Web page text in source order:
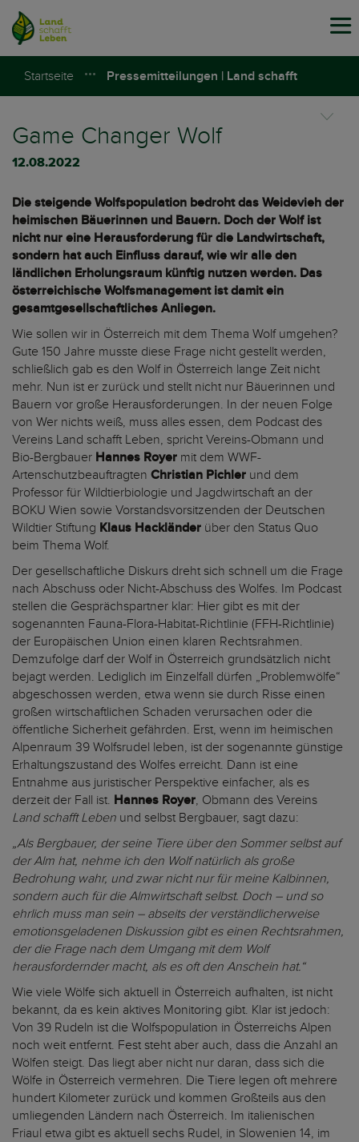
Startseite Pressemitteilungen | Land schafft
Game Changer Wolf
12.08.2022
Die steigende Wolfspopulation bedroht das Weidevieh der
heimischen Bäuerinnen und Bauern. Doch der Wolf ist
nicht nur eine Herausforderung für die Landwirtschaft,
sondern hat auch Einfluss darauf, wie wir alle den
ländlichen Erholungsraum künftig nutzen werden. Das
österreichische Wolfsmanagement ist damit ein
gesamtgesellschaftliches Anliegen.
Wie sollen wir in Österreich mit dem Thema Wolf umgehen?
Gute 150 Jahre musste diese Frage nicht gestellt werden,
schließlich gab es den Wolf in Österreich lange Zeit nicht
mehr. Nun ist er zurück und stellt nicht nur Bäuerinnen und
Bauern vor große Herausforderungen. In der neuen Folge
von Wer nichts weiß, muss alles essen, dem Podcast des
Vereins Land schafft Leben, spricht Vereins-Obmann und
Bio-Bergbauer Hannes Royer mit dem WWF-
Artenschutzbeauftragten Christian Pichler und dem
Professor für Wildtierbiologie und Jagdwirtschaft an der
BOKU Wien sowie Vorstandsvorsitzenden der Deutschen
Wildtier Stiftung Klaus Hackländer über den Status Quo
beim Thema Wolf.
Der gesellschaftliche Diskurs dreht sich schnell um die Frage
nach Abschuss oder Nicht-Abschuss des Wolfes. Im Podcast
stellen die Gesprächspartner klar: Hier gibt es mit der
sogenannten Fauna-Flora-Habitat-Richtlinie (FFH-Richtlinie)
der Europäischen Union einen klaren Rechtsrahmen.
Demzufolge darf der Wolf in Österreich grundsätzlich nicht
bejagt werden. Lediglich im Einzelfall dürfen „Problemwölfe“
abgeschossen werden, etwa wenn sie durch Risse einen
großen wirtschaftlichen Schaden verursachen oder die
öffentliche Sicherheit gefährden. Erst, wenn im heimischen
Alpenraum 39 Wolfsrudel leben, ist der sogenannte günstige
Erhaltungszustand des Wolfes erreicht. Dann ist eine
Entnahme aus juristischer Perspektive einfacher, als es
derzeit der Fall ist. Hannes Royer, Obmann des Vereins
Land schafft Leben und selbst Bergbauer, sagt dazu:
„Als Bergbauer, der seine Tiere über den Sommer selbst auf
der Alm hat, nehme ich den Wolf natürlich als große
Bedrohung wahr, und zwar nicht nur für meine Kalbinnen,
sondern auch für die Almwirtschaft selbst. Doch – und so
ehrlich muss man sein – abseits der verständlicherweise
emotionsgeladenen Diskussion gibt es einen Rechtsrahmen,
der die Frage nach dem Umgang mit dem Wolf
herausfordernder macht, als es oft den Anschein hat.“
Wie viele Wölfe sich aktuell in Österreich aufhalten, ist nicht
bekannt, da es kein aktives Monitoring gibt. Klar ist jedoch:
Von 39 Rudeln ist die Wolfspopulation in Österreichs Alpen
noch weit entfernt. Fest steht aber auch, dass die Anzahl an
Wölfen steigt. Das liegt aber nicht nur daran, dass sich die
Wölfe in Österreich vermehren. Die Tiere legen oft mehrere
hundert Kilometer zurück und kommen Großteils aus den
umliegenden Ländern nach Österreich. Im italienischen
Friaul etwa gibt es aktuell sechs Rudel, in Slowenien 14, im